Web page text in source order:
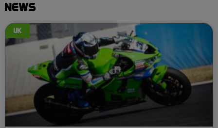
NEWS
UK